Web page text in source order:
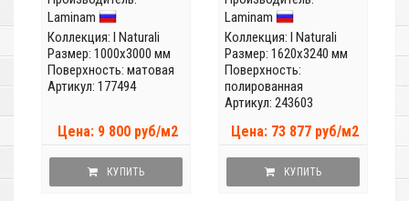
Laminam
Коллекция: I Naturali
Размер: 1000x3000 мм
Поверхность: матовая
Артикул: 177494
Цена: 9 800 руб/м2
КУПИТЬ
Laminam
Коллекция: I Naturali
Размер: 1620x3240 мм
Поверхность:
полированная
Артикул: 243603
Цена: 73 877 руб/м2
КУПИТЬ